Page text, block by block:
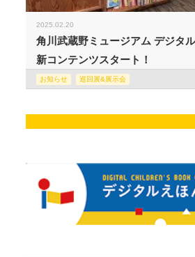
2025.02.20
角川武蔵野ミュージアム デジタ
新コンテンツスタート！
お知らせ 巡回展&展示会